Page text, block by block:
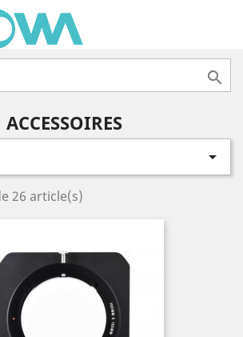

ACCESSOIRES

26 article(s)